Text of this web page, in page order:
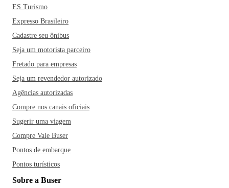
ES Turismo
Expresso Brasileiro
Cadastre seu ônibus
Seja um motorista parceiro
Fretado para empresas
Seja um revendedor autorizado
Agências autorizadas
Compre nos canais oficiais
Sugerir uma viagem
Compre Vale Buser
Pontos de embarque
Pontos turísticos
Sobre a Buser